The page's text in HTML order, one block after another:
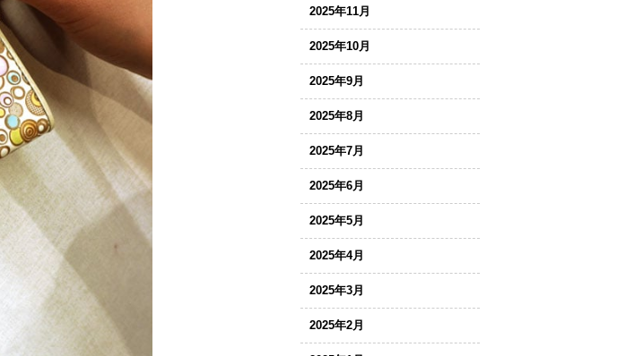
2025年11月
2025年10月
2025年9月
2025年8月
2025年7月
2025年6月
2025年5月
2025年4月
2025年3月
2025年2月